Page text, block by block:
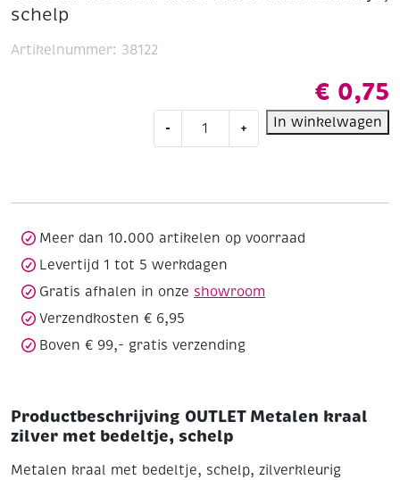
schelp
€ 0,75
-
Metalen
schelp
aantal
+ In winkelwagen
Artikelnummer: 38122
Meer dan 10.000 artikelen op voorraad
Levertijd 1 tot 5 werkdagen
Gratis afhalen in onze showroom
Verzendkosten € 6,95
Boven € 99,- gratis verzending
Productbeschrijving OUTLET Metalen kraal
zilver met bedeltje, schelp
Metalen kraal met bedeltje, schelp, zilverkleurig